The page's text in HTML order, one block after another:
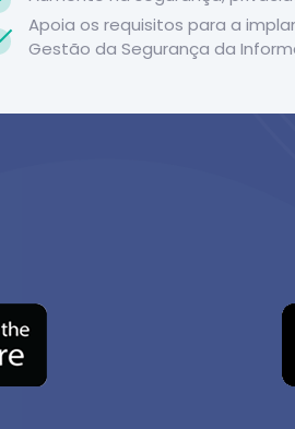
Apoia os requisitos para a
Gestão da Segurança da